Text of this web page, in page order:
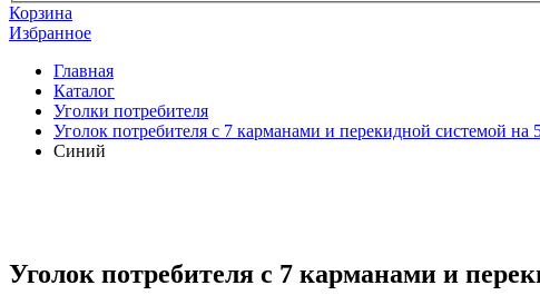
Корзина
Избранное
Главная
Каталог
Уголки потребителя
Уголок потребителя с 7 карманами и перекидной системой на
Синий
Уголок потребителя с 7 карманами и